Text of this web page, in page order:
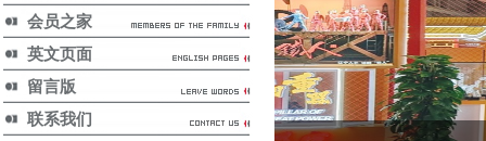
会员之家
英文页面
留言版
联系我们